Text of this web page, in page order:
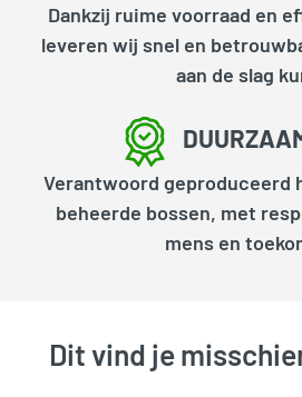
Dankzij ruime voorraad en
leveren wij snel en
aan de slag
Verantwoord geproduceerd
beheerde bossen, met
mens en
Dit vind je